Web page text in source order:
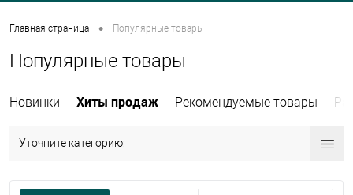
Главная страница • Популярные товары
Популярные товары
Новинки Хиты продаж Рекомендуемые товары
Уточните категорию: